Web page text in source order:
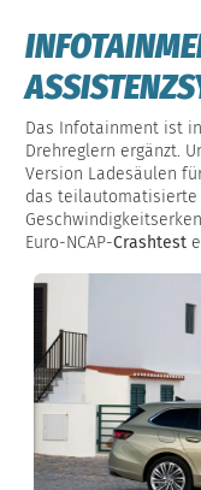
Das Infotainment ist
Drehreglern ergänzt.
Version Ladesäulen
das teilautomatisierte
Euro-NCAP-Crashtest